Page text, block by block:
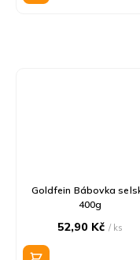
Goldfein Bábovka
400g
52,90 Kč/ ks